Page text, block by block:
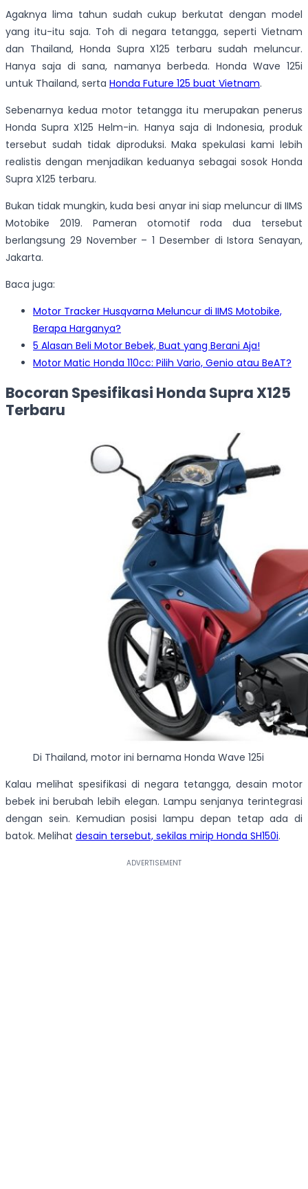
Agaknya lima tahun sudah cukup berkutat dengan model
yang itu-itu saja. Toh di negara tetangga, seperti Vietnam
dan Thailand, Honda Supra X125 terbaru sudah meluncur.
Hanya saja di sana, namanya berbeda. Honda Wave 125i
untuk Thailand, serta Honda Future 125 buat Vietnam.
Sebenarnya kedua motor tetangga itu merupakan penerus
Honda Supra X125 Helm-in. Hanya saja di Indonesia, produk
tersebut sudah tidak diproduksi. Maka spekulasi kami lebih
realistis dengan menjadikan keduanya sebagai sosok Honda
Supra X125 terbaru.
Bukan tidak mungkin, kuda besi anyar ini siap meluncur di IIMS
Motobike 2019. Pameran otomotif roda dua tersebut
berlangsung 29 November – 1 Desember di Istora Senayan,
Jakarta.
Baca juga:
Motor Tracker Husqvarna Meluncur di IIMS Motobike,
Berapa Harganya?
5 Alasan Beli Motor Bebek, Buat yang Berani Aja!
Motor Matic Honda 110cc: Pilih Vario, Genio atau BeAT?
Bocoran Spesifikasi Honda Supra X125
Terbaru
Di Thailand, motor ini bernama Honda Wave 125i
Kalau melihat spesifikasi di negara tetangga, desain motor
bebek ini berubah lebih elegan. Lampu senjanya terintegrasi
dengan sein. Kemudian posisi lampu depan tetap ada di
batok. Melihat desain tersebut, sekilas mirip Honda SH150i.